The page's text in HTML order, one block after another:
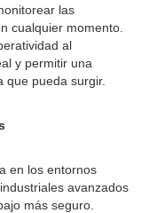
las
cualquier momento.
al
y permitir una
que pueda surgir.
en los entornos
avanzados
más seguro.